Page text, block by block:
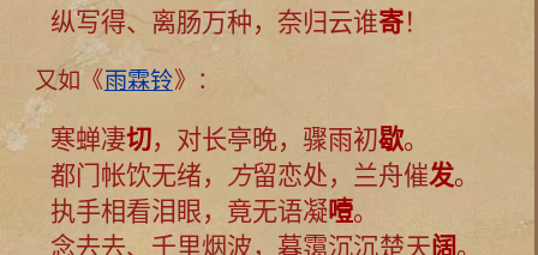
纵写得、离肠万种，奈归云谁寄！
又如《雨霖铃》：
寒蝉凄切，对长亭晚，骤雨初歇。
都门帐饮无绪，
方留恋处，兰舟催发。
执手相看泪眼，竟无语凝噎。
念去去、千里烟波，暮霭沉沉楚天阔。